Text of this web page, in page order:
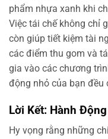
phẩm nhựa xanh khi
Việc tái chế không chỉ
còn giúp tiết kiệm tài
các điểm thu gom và
gia vào các chương
động nhỏ của bạn
Lời Kết: Hành
Hy vọng rằng những